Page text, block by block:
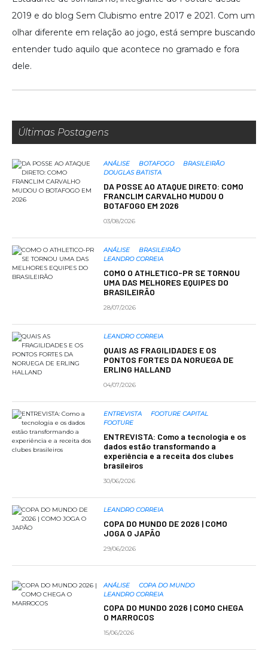
2019 e do blog Sem Clubismo entre 2017 e 2021. Com um
olhar diferente em relação ao jogo, está sempre buscando
entender tudo aquilo que acontece no gramado e fora
dele.
Últimas Postagens
ANÁLISE BOTAFOGO
BRASILEIRÃO
DOUGLAS BATISTA
DA POSSE AO ATAQUE DIRETO: COMO
FRANCLIM CARVALHO MUDOU O
BOTAFOGO EM 2026
03/08/2026
ANÁLISE
BRASILEIRÃO
LEANDRO CORREIA
COMO O ATHLETICO-PR SE TORNOU
UMA DAS MELHORES EQUIPES DO
BRASILEIRÃO
28/07/2026
LEANDRO CORREIA
QUAIS AS FRAGILIDADES E OS
PONTOS FORTES DA NORUEGA DE
ERLING HALLAND
04/07/2026
ENTREVISTA
FOOTURE CAPITAL
FOOTURE
ENTREVISTA: Como a tecnologia e os
dados estão transformando a
experiência e a receita dos clubes
brasileiros
30/06/2026
LEANDRO CORREIA
COPA DO MUNDO DE 2026 | COMO
JOGA O JAPÃO
29/06/2026
ANÁLISE
COPA DO MUNDO
LEANDRO CORREIA
COPA DO MUNDO 2026 | COMO CHEGA
O MARROCOS
15/06/2026